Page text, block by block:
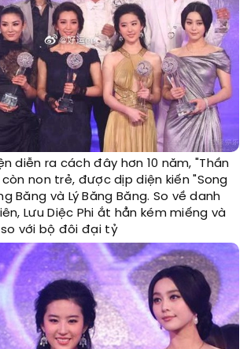
diễn ra cách đây hơn 10 năm, "Thần
non trẻ, được dịp diện kiến "Song
Băng và Lý Băng Băng. So về danh
Lưu Diệc Phi ắt hẳn kém miếng và
với bộ đôi đại tỷ